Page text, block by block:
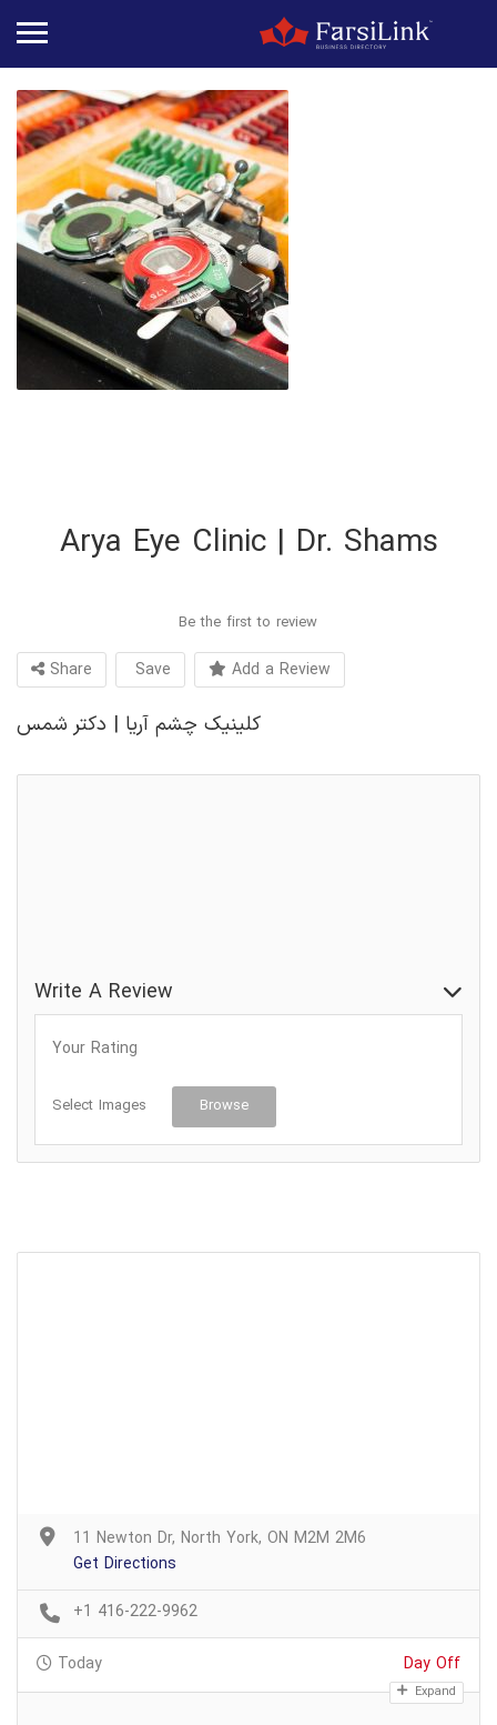
Arya Eye Clinic | Dr. Shams
Be the first to review
Share Save Add a Review
کلینیک چشم آریا | دکتر شمس
Write A Review
Your Rating
Select Images Browse
11 Newton Dr, North York, ON M2M 2M6
Get Directions
+1 416-222-9962
Today Day Off
Expand